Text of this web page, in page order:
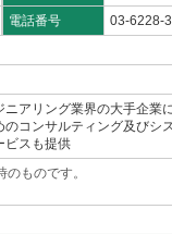
電話番号
03-6228-
アリング業界の大手企業
コンサルティング及びシ
ビスも提供
ものです。